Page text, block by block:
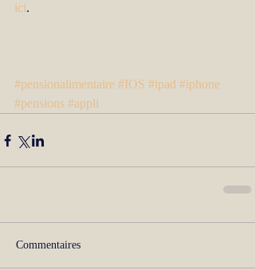
ici.
#pensionalimentaire #IOS #ipad #iphone
#pensions #appli
Commentaires